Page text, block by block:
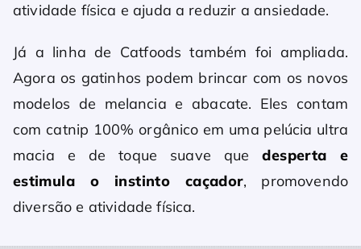
atividade física e ajuda a reduzir a ansiedade.
Já a linha de Catfoods também foi ampliada.
Agora os gatinhos podem brincar com os novos
modelos de melancia e abacate. Eles contam
com catnip 100% orgânico em uma pelúcia ultra
macia e de toque suave quedesperta e
estimula o instinto caçador, promovendo
diversão e atividade física.